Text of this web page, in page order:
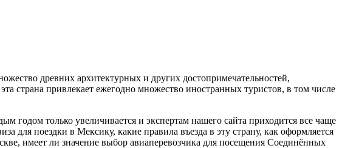
древних архитектурных и других достопримечательностей,
страна привлекает ежегодно множество иностранных туристов, в том числе
годом только увеличивается и экспертам нашего сайта приходится все чаще
для поездки в Мексику, какие правила въезда в эту страну, как оформляется
имеет ли значение выбор авиаперевозчика для посещения Соединённых